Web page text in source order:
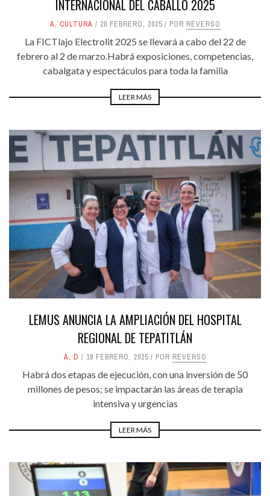
INTERNACIONAL DEL CABALLO 2025
A, CULTURA 20 FEBRERO, 2025 POR REVERSO
La FICTlajo Electrolit 2025 se llevará a cabo del 22 de
febrero al 2 de marzo.Habrá exposiciones, competencias,
cabalgata y espectáculos para toda la familia
LEER MÁS
LEMUS ANUNCIA LA AMPLIACIÓN DEL HOSPITAL
REGIONAL DE TEPATITLÁN
A, D 18 FEBRERO, 2025 POR REVERSO
Habrá dos etapas de ejecución, con una inversión de 50
millones de pesos; se impactarán las áreas de terapia
intensiva y urgencias
LEER MÁS